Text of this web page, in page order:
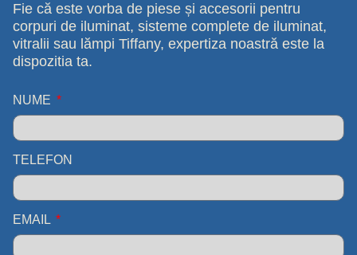
Fie că este vorba de piese și accesorii pentru
corpuri de iluminat, sisteme complete de iluminat,
vitralii sau lămpi Tiffany, expertiza noastră este la
dispozitia ta.
NUME
TELEFON
EMAIL